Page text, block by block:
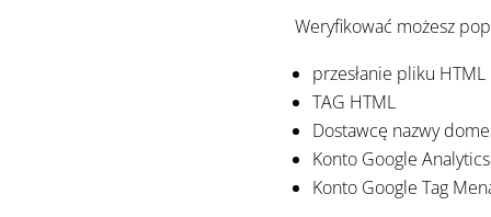
Weryfikować możesz
przesłanie pliku HTML
TAG HTML
Dostawcę nazwy
Konto Google Analytics
Konto Google Tag